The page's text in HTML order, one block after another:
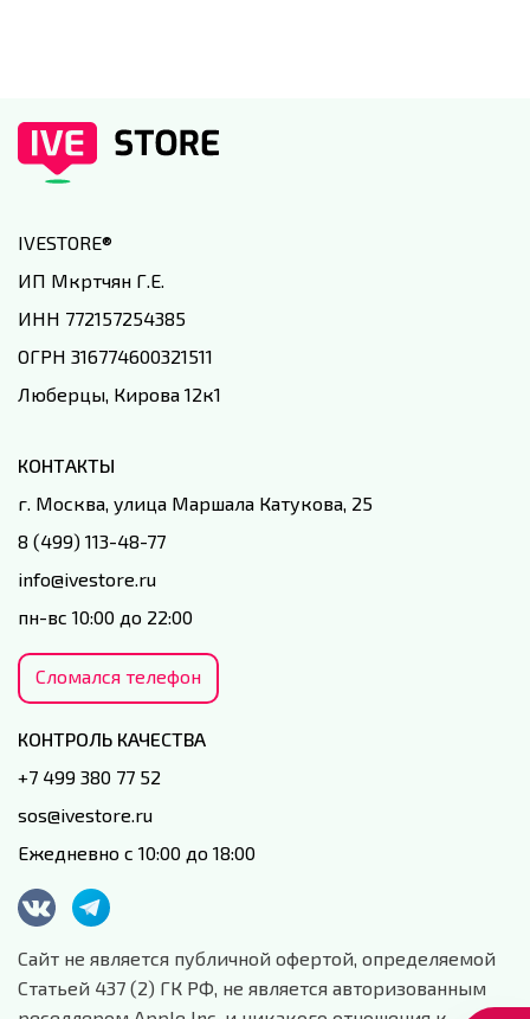
IVESTORE®
ИП Мкртчян Г.Е.
ИНН 772157254385
ОГРН 316774600321511
Люберцы, Кирова 12к1
КОНТАКТЫ
г. Москва, улица Маршала Катукова, 25
8 (499) 113-48-77
info@ivestore.ru
пн-вс 10:00 до 22:00
Сломался телефон
КОНТРОЛЬ КАЧЕСТВА
+7 499 380 77 52
sos@ivestore.ru
Ежедневно с 10:00 до 18:00
Сайт не является публичной офертой, определяемой
Статьей 437 (2) ГК РФ, не является авторизованным